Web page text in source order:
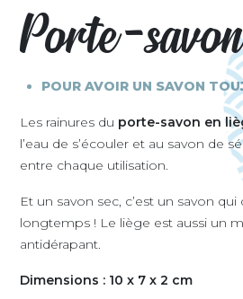
Porte-
POUR AVOIR UN SAVON
Les rainures du porte-savon en
l’eau de s’écouler et au savon de
entre chaque utilisation.
Et un savon sec, c’est un savon
longtemps ! Le liège est aussi un
antidérapant.
Dimensions : 10 x 7 x 2 cm